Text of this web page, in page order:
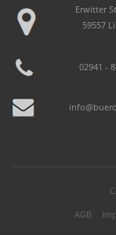
Erwitter
59557
02941 -
AGB